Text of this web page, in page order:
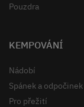
Pouzdra
KEMPOVÁNÍ
Nádobí
Spánek a odpočinek
Pro přežití